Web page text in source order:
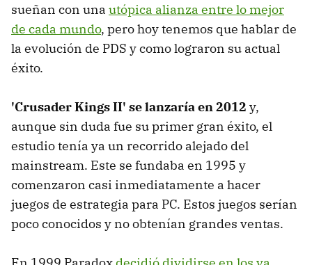
sueñan con una utópica alianza entre lo mejor
de cada mundo, pero hoy tenemos que hablar de
la evolución de PDS y como lograron su actual
éxito.
'Crusader Kings II' se lanzaría en 2012 y,
aunque sin duda fue su primer gran éxito, el
estudio tenía ya un recorrido alejado del
mainstream. Este se fundaba en 1995 y
comenzaron casi inmediatamente a hacer
juegos de estrategia para PC. Estos juegos serían
poco conocidos y no obtenían grandes ventas.